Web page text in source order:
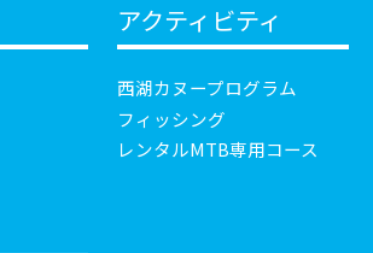
アクティビティ
西湖カヌープログラム
フィッシング
レンタルMTB専用コース